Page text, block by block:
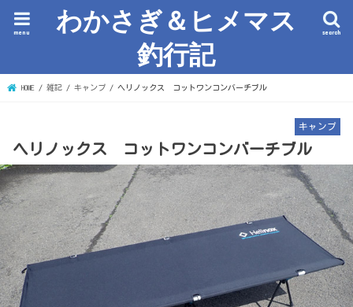
わかさぎ＆ヒメマス
釣行記
search
menu
HOME 雑記 キャンプ ヘリノックス コットワンコンバーチブル
キャンプ
ヘリノックス コットワンコンバーチブル